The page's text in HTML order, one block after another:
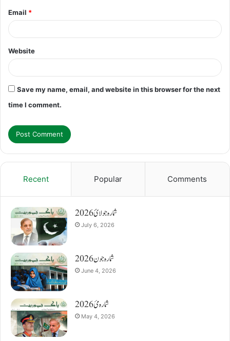
Email *
Website
Save my name, email, and website in this browser for the next
time I comment.
Recent Popular Comments
شمارہ جولائ 2026
July 6, 2026
شمارہ جون 2026
June 4, 2026
شمارہ مئ 2026
May 4, 2026